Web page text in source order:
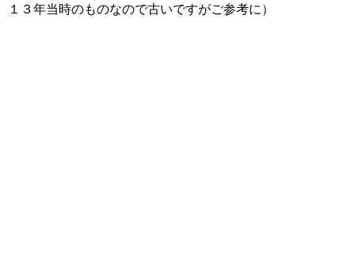
１３年当時のものなので古いですがご参考に）